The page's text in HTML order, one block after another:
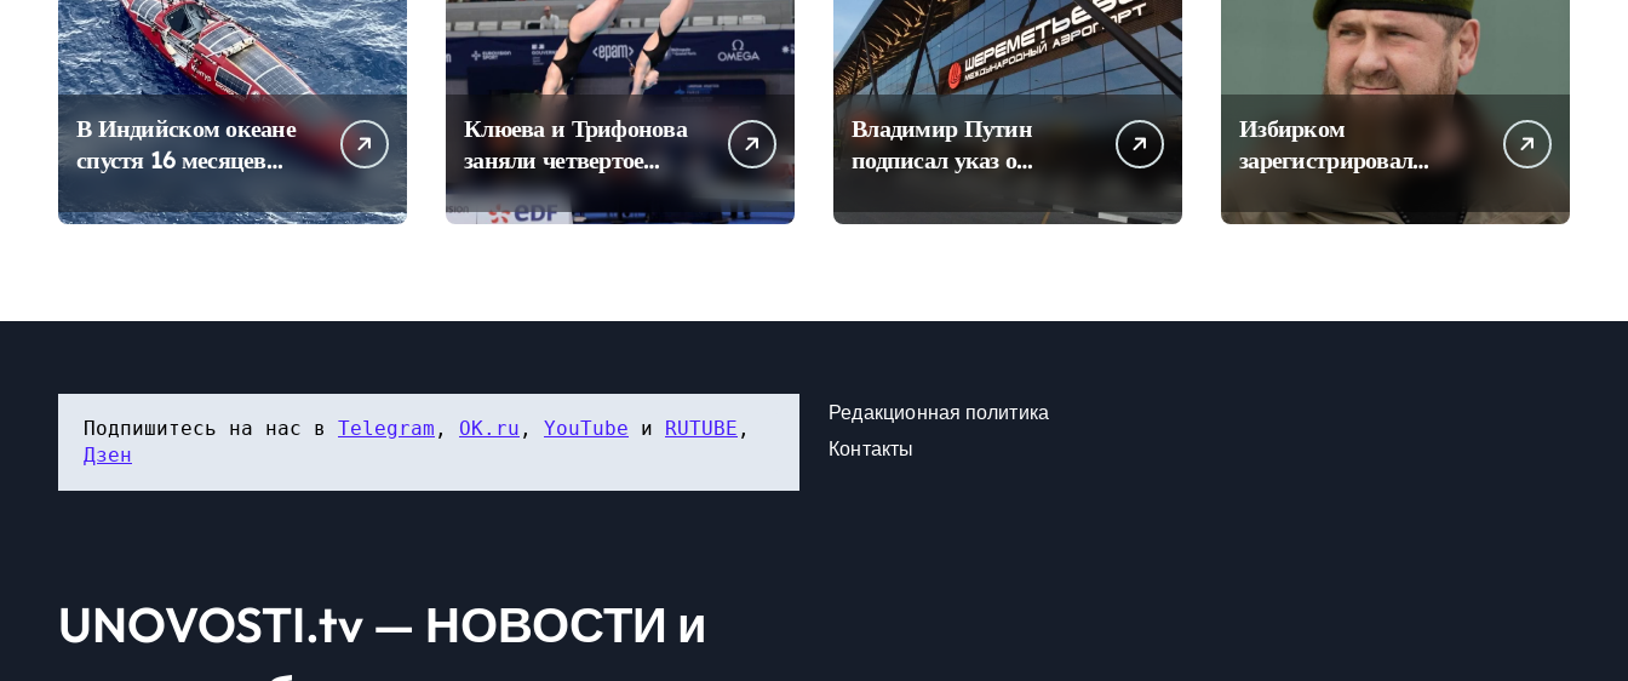
с
я
мВ Индийском океане
спустя 16 месяцев
Конюхова
Клюева и Трифонова
заняли четвертое
место в синхронных
прыжках в воду на
Владимир Путин
подписал указ о
аэропорта
Избирком
зарегистрировал
кандидатом на пост
Подпишитесь на нас в Telegram , OK.ru , YouTube и RUTUBE
Дзен
Редакционная политика
Контакты
UNOVOSTI.tv — НОВОСТИ и